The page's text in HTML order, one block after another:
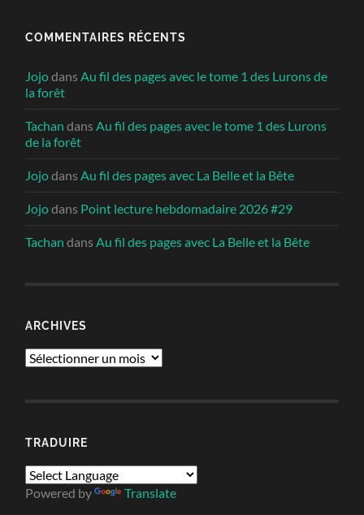
COMMENTAIRES RÉCENTS
Jojodans Au fil des pages avec le tome 1 des Lurons de
la forêt
Tachan dans Au fil des pages avec le tome 1 des Lurons
de la forêt
Jojodans Au fil des pages avec La Belle et la Bête
Jojodans Point lecture hebdomadaire 2026 #29
Tachan dans Au fil des pages avec La Belle et la Bête
ARCHIVES
Archives
TRADUIRE
Powered by Translate